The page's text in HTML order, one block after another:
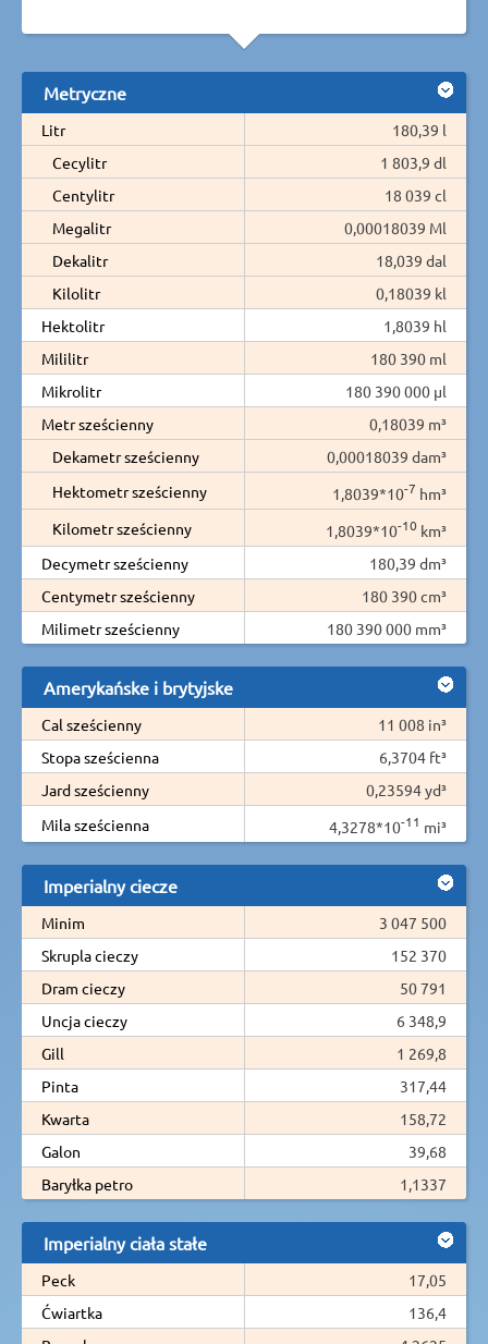
Metryczne
Litr
180,39 l
Cecylitr
1 803,9 dl
Centylitr
18 039 cl
Megalitr
0,00018039 Ml
Dekalitr
18,039 dal
Kilolitr
0,18039 kl
Hektolitr
1,8039 hl
Mililitr
180 390 ml
Mikrolitr
180 390 000 µl
Metr sześcienny
0,18039 m³
Dekametr sześcienny
0,00018039 dam³
Hektometr sześcienny
1,8039*10-7 hm³
Kilometr sześcienny
1,8039*10-10 km³
Decymetr sześcienny
180,39 dm³
Centymetr sześcienny
180 390 cm³
Milimetr sześcienny
180 390 000 mm³
Amerykańske i brytyjske
Cal sześcienny
11 008 in³
Stopa sześcienna
6,3704 ft³
Jard sześcienny
0,23594 yd³
Mila sześcienna
4,3278*10-11 mi³
Imperialny ciecze
Minim
3 047 500
Skrupla cieczy
152 370
Dram cieczy
50 791
Uncja cieczy
6 348,9
Gill
1 269,8
Pinta
317,44
Kwarta
158,72
Galon
39,68
Baryłka petro
1,1337
Imperialny ciała stałe
Peck
17,05
Ćwiartka
136,4